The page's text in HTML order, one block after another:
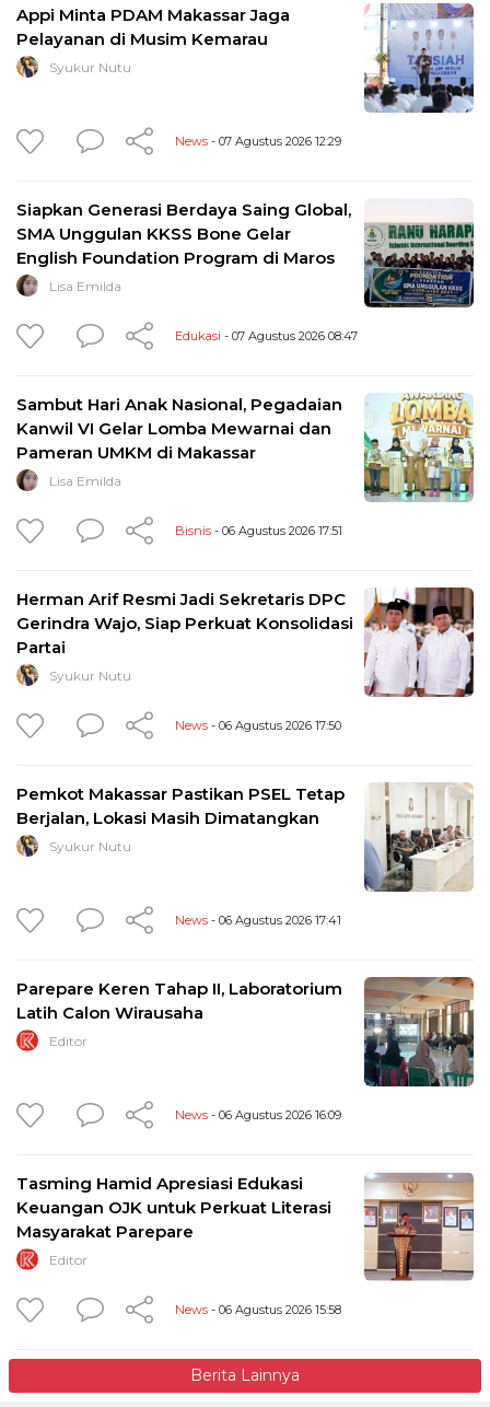
Appi Minta PDAM Makassar Jaga
Pelayanan di Musim Kemarau
Syukur Nutu
News - 07 Agustus 2026 12:29
Siapkan Generasi Berdaya Saing Global,
SMA Unggulan KKSS Bone Gelar
English Foundation Program di Maros
Lisa Emilda
Edukasi - 07 Agustus 2026 08:47
Sambut Hari Anak Nasional, Pegadaian
Kanwil VI Gelar Lomba Mewarnai dan
Pameran UMKM di Makassar
Lisa Emilda
Bisnis - 06 Agustus 2026 17:51
Herman Arif Resmi Jadi Sekretaris DPC
Gerindra Wajo, Siap Perkuat Konsolidasi
Partai
Syukur Nutu
News - 06 Agustus 2026 17:50
Pemkot Makassar Pastikan PSEL Tetap
Berjalan, Lokasi Masih Dimatangkan
Syukur Nutu
News - 06 Agustus 2026 17:41
Parepare Keren Tahap II, Laboratorium
Latih Calon Wirausaha
Editor
News - 06 Agustus 2026 16:09
Tasming Hamid Apresiasi Edukasi
Keuangan OJK untuk Perkuat Literasi
Masyarakat Parepare
Editor
News - 06 Agustus 2026 15:58
Berita Lainnya